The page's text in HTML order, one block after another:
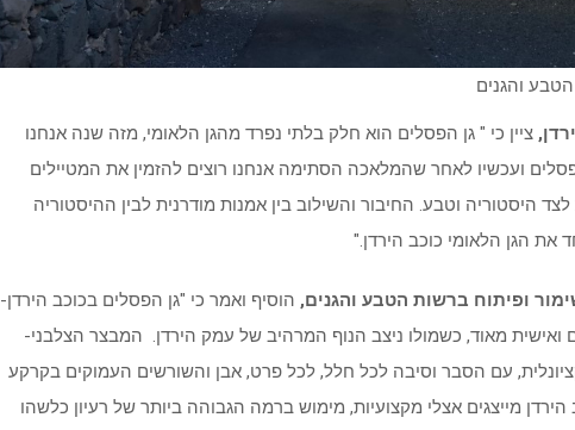
והגנים
ציין כי " גן הפסלים הוא חלק בלתי נפרד מהגן הלאומי, מזה שנה אנחנו
ועכשיו לאחר שהמלאכה הסתימה אנחנו רוצים להזמין את המטיילים
היסטוריה וטבע. החיבור והשילוב בין אמנות מודרנית לבין ההיסטוריה
הגן הלאומי כוכב הירדן."
ופיתוח ברשות הטבע והגנים, הוסיף ואמר כי "גן הפסלים בכוכב הירדן-
מאוד, כשמולו ניצב הנוף המרהיב של עמק הירדן. המבצר הצלבני-
עם הסבר וסיבה לכל חלל, לכל פרט, אבן והשורשים העמוקים בקרקע
הירדן מייצגים אצלי מקצועיות, מימוש ברמה הגבוהה ביותר של רעיון כלשהו